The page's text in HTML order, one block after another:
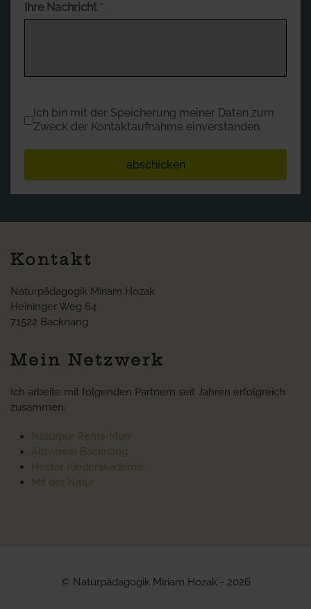
Ihre Nachricht *
Datenschutz*
Ich bin mit der Speicherung meiner Daten zum
Zweck der Kontaktaufnahme einverstanden.
abschicken
Kontakt
Naturpädagogik Miriam Hozak
Heininger Weg 64
71522 Backnang
Mein Netzwerk
Ich arbeite mit folgenden Partnern seit Jahren erfolgreich
zusammen:
Naturpur Rems-Murr
Albverein Backnang
Hector Kinderakademie
Mit der Natur
© Naturpädagogik Miriam Hozak - 2026